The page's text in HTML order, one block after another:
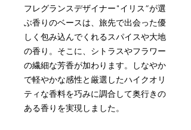
フレグランスデザイナー"イリス”が選
ぶ香りのベースは、旅先で出会った優
しく包み込んでくれるスパイスや大地
の香り。そこに、シトラスやフラワー
の繊細な芳香が加わります。しなやか
で軽やかな感性と厳選したハイクオリ
ティな香料を巧みに調合して奥行きの
ある香りを実現しました。